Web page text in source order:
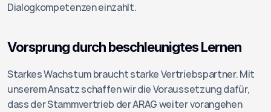
Dialogkompetenzen einzahlt.
Vorsprung durch beschleunigtes Lernen
Starkes Wachstum braucht starke Vertriebspartner. Mit
unserem Ansatz schaffen wir die Voraussetzung dafür,
dass der Stammvertrieb der ARAG weiter vorangehen